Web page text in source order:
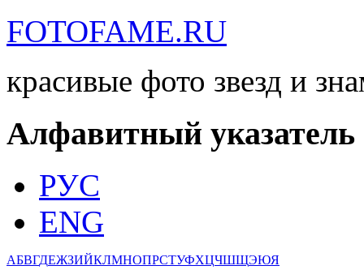
FOTOFAME.RU
красивые фото звезд и
Алфавитный указатель
РУС
ENG
АБВГДЕЖЗИЙКЛМНОПРСТУФХЦЧШЩЭЮЯ